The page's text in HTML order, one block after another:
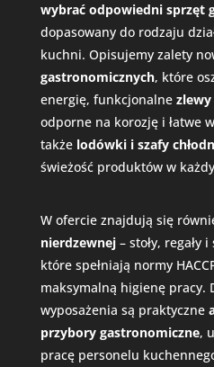
wybrać odpowiedni sprzęt
dopasowany do rodzaju
kuchni. Opisujemy zalety
gastronomicznych, które
energię, funkcjonalne
odporne na korozję i łatwe
także lodówki i szafy
świeżość produktów w
W ofercie znajdują się
nierdzewnej– stoły, regały
które spełniają normy
maksymalną higienę pracy.
wyposażenia są praktyczne
przybory gastronomiczne,
pracę personelu